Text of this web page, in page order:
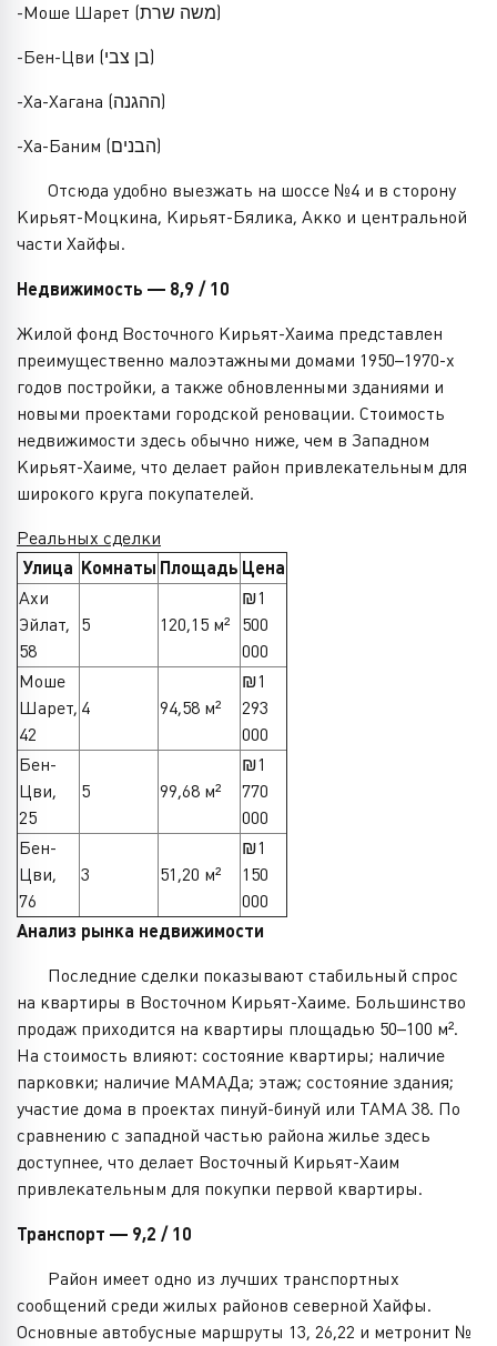
-Моше Шарет (משה שרת)
-Бен-Цви (בן צבי)
-Ха-Хагана (ההגנה)
-Ха-Баним (הבנים)
Отсюда удобно выезжать на шоссе №4 и в сторону
Кирьят-Моцкина, Кирьят-Бялика, Акко и центральной
части Хайфы.
Недвижимость — 8,9 / 10
Жилой фонд Восточного Кирьят-Хаима представлен
преимущественно малоэтажными домами 1950–1970-х
годов постройки, а также обновленными зданиями и
новыми проектами городской реновации. Стоимость
недвижимости здесь обычно ниже, чем в Западном
Кирьят-Хаиме, что делает район привлекательным для
широкого круга покупателей.
Реальных сделки
Улица Комнаты Площадь Цена
Ахи
Эйлат,
58
5 120,15 м²
₪1
500
000
Моше
Шарет,
42
4 94,58 м²
₪1
293
000
Бен-
Цви,
25
5 99,68 м²
₪1
770
000
Бен-
Цви,
76
3 51,20 м²
₪1
150
000
Анализ рынка недвижимости
Последние сделки показывают стабильный спрос
на квартиры в Восточном Кирьят-Хаиме. Большинство
продаж приходится на квартиры площадью 50–100 м².
На стоимость влияют: состояние квартиры; наличие
парковки; наличие МАМАДа; этаж; состояние здания;
участие дома в проектах пинуй-бинуй или ТАМА 38. По
сравнению с западной частью района жилье здесь
доступнее, что делает Восточный Кирьят-Хаим
привлекательным для покупки первой квартиры.
Транспорт — 9,2 / 10
Район имеет одно из лучших транспортных
сообщений среди жилых районов северной Хайфы.
Основные автобусные маршруты 13, 26,22 и метронит №